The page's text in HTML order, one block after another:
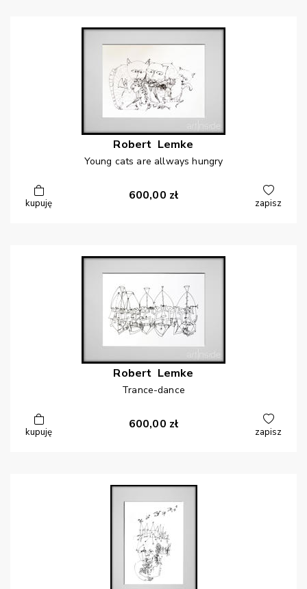
Robert Lemke
Young cats are allways hungry
kupuję
600,00 zł
zapisz
Robert Lemke
Trance-dance
kupuję
600,00 zł
zapisz